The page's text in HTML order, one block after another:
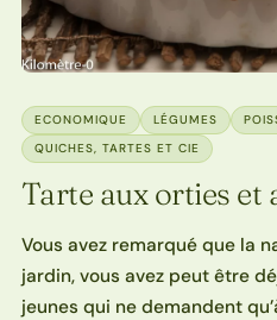
ECONOMIQUE LÉGUMES
QUICHES, TARTES ET CIE
Tarte aux orties et
Vous avez remarqué que la
jardin, vous avez peut être
jeunes qui ne demandent